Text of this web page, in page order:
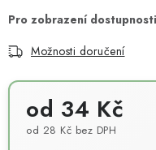
Možnosti doručení
od 34 Kč
od 28 Kč bez DPH